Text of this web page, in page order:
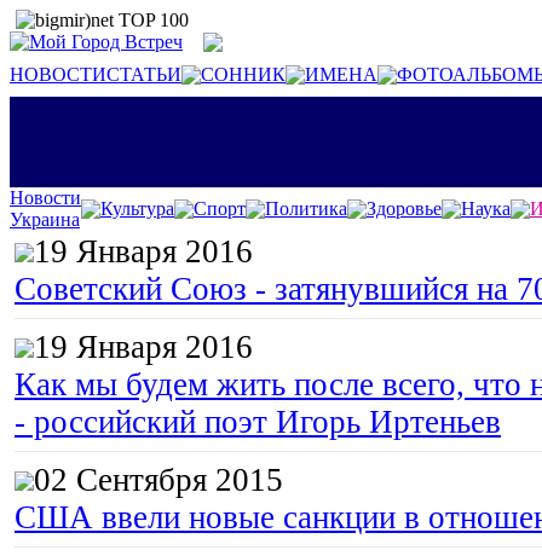
НОВОСТИСТАТЬИ СОННИК ИМЕНА
Новости
Украина
Культура Спорт Политика Здоровье Наука
19 Января 2016
Советский Союз - затянувшийся на
19 Января 2016
Как мы будем жить после всего, что
- российский поэт Игорь Иртеньев
02 Сентября 2015
США ввели новые санкции в